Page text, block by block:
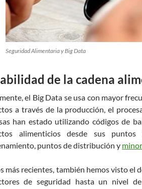
Seguridad Alimentaria y Big Data
de la cadena
el Big Data se usa con mayor
a través de la producción, el
han estado utilizando códigos de
alimenticios desde sus
puntos de distribución y
más recientes, también hemos visto
de seguridad hasta un nivel